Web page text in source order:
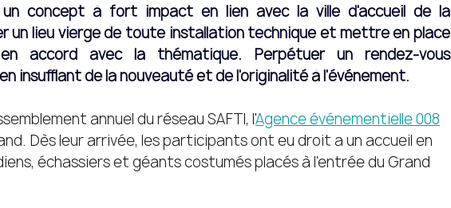
un concept à fort impact en lien avec la ville d'accueil de la
un lieu vierge de toute installation technique et mettre en place
accord avec la thématique. Perpétuer un rendez-vous
insufflant de la nouveauté et de l'originalité à l'événement.
annuel du réseau SAFTI, l'Agence événementielle 008
Dès leur arrivée, les participants ont eu droit a un accueil en
échassiers et géants costumés placés à l'entrée du Grand